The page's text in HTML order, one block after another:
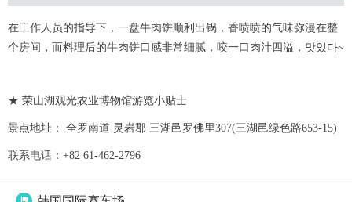
在工作人员的指导下，一盘牛肉饼顺利出锅，香喷喷的气味弥漫在整
个房间，而料理后的牛肉饼口感非常细腻，咬一口肉汁四溢，맛있다~
★ 荣山湖观光农业博物馆游览小贴士
景点地址： 全罗南道 灵岩郡 三湖邑罗佛里307(三湖邑绿色路653-15)
联系电话：+82 61-462-2796